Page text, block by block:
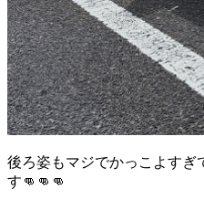
後ろ姿もマジでかっこよすぎ
す👊👊👊